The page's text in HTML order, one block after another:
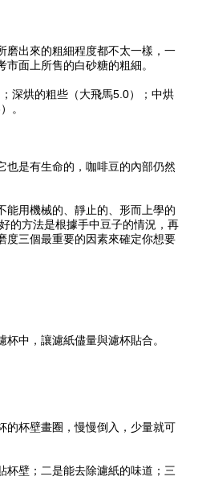
磨出來的粗細程度都不太一樣，一
面上所售的白砂糖的粗細。
深烘的粗些（大飛馬5.0）；中烘
。
也是有生命的，咖啡豆的內部仍然
能用機械的、靜止的、形而上學的
的方法是根據手中豆子的情況，再
度三個最重要的因素來確定你想要
中，讓濾紙儘量與濾杯貼合。
的杯壁畫圈，慢慢倒入，少量就可
杯壁；二是能去除濾紙的味道；三